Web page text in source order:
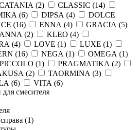
(2) CLASSIC (14)
(6) DIPSA (4)
DOLCE
(16) ENNA (4) GRACIA (5)
(2) KLEO (4)
(4) LOVE (1) LUXE (1)
(16) NEGA (1) OMEGA (1)
PICCOLO (1) PRAGMATIKA (2)
(2) TAORMINA (3)
(6) VITA (6)
смесителя
справа (1)